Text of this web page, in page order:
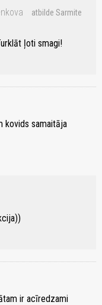
atbilde Sarmite
ļoti smagi!
kovids samaitāja
ir acīredzami